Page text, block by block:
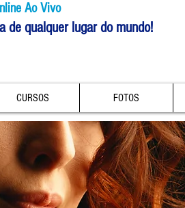
Ao Vivo
de qualquer lugar do mundo!
CURSOS FOTOS